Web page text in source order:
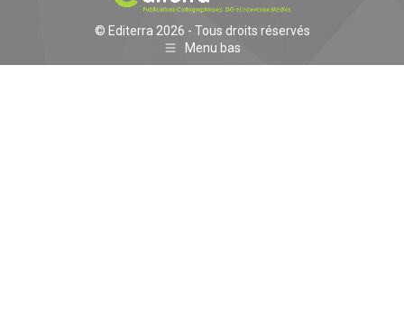
© Editerra 2026 - Tous droits réservés
Menu bas